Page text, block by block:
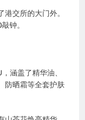
交所的大门外。
钟。
涵盖了精华油、
防晒霜等全套护肤